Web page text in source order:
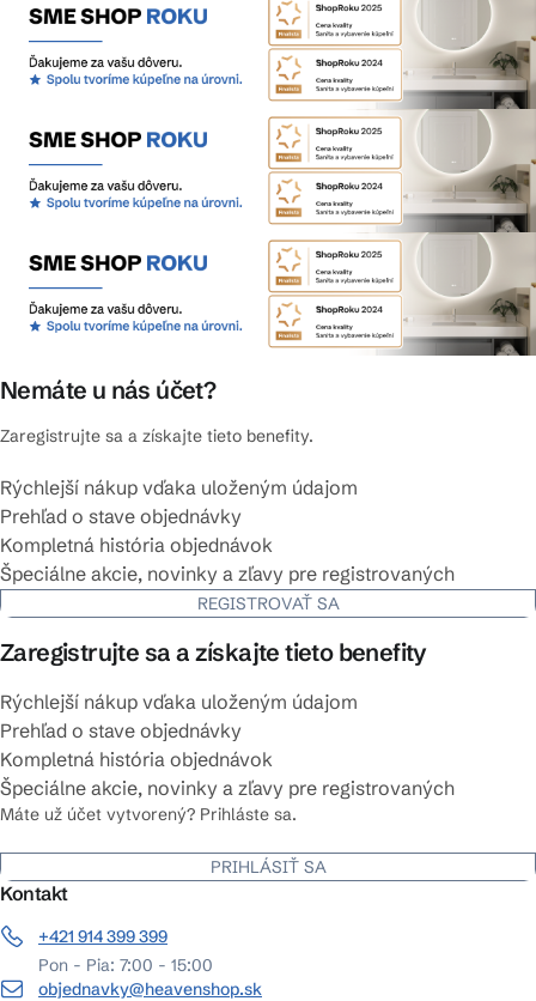
Nemáte u nás účet?
Zaregistrujte sa a získajte tieto benefity.
Rýchlejší nákup vďaka uloženým údajom
Prehľad o stave objednávky
Kompletná história objednávok
Špeciálne akcie, novinky a zľavy pre registrovaných
REGISTROVAŤ SA
Zaregistrujte sa a získajte tieto benefity
Rýchlejší nákup vďaka uloženým údajom
Prehľad o stave objednávky
Kompletná história objednávok
Špeciálne akcie, novinky a zľavy pre registrovaných
Máte už účet vytvorený? Prihláste sa.
PRIHLÁSIŤ SA
Kontakt
+421 914 399 399
Pon - Pia: 7:00 - 15:00
objednavky@heavenshop.sk